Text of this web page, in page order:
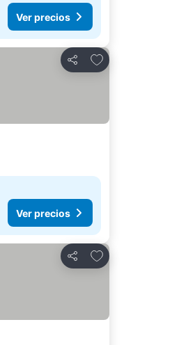
Ver precios
Compartir
Agregar a favoritos
Ver precios
Compartir
Agregar a favoritos